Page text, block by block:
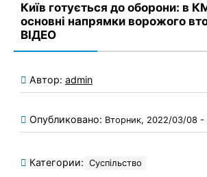
Київ готується до оборони: в
основні напрямки ворожого
ВІДЕО
Автор: admin
Опубликовано: Вторник, 2022/03/08 -
Категории: Суспільство